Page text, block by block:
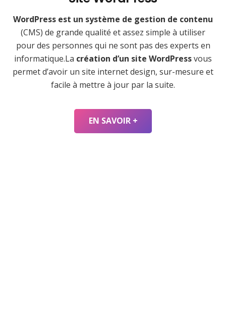
WordPress est un système de gestion de contenu
(CMS) de grande qualité et assez simple à utiliser
pour des personnes qui ne sont pas des experts en
informatique.La création d’un site WordPressvous
permet d’avoir un site internet design, sur-mesure et
facile à mettre à jour par la suite.
EN SAVOIR +